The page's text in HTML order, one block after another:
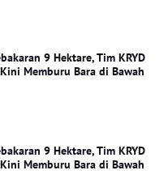
9 Hektare, Tim KRYD
Memburu Bara di Bawah
9 Hektare, Tim KRYD
Memburu Bara di Bawah